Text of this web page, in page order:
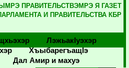
ПРАВИТЕЛЬСТВЭМРЭ Я ГАЗЕТ
И ПРАВИТЕЛЬСТВА КБР
Лэжьакlуэхэр
Хъыбарегъащlэ
Дал Амир и махуэ